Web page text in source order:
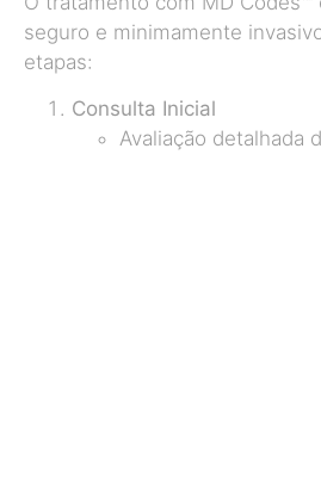
seguro e minimamente
etapas:
Consulta Inicial
Avaliação detalhada